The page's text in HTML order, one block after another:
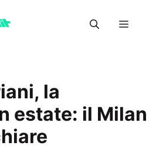
Menu
la
estate: il Milan